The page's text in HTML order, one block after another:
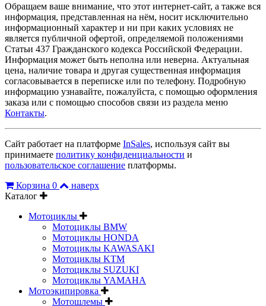
Обращаем ваше внимание, что этот интернет-сайт, а также вся
информация, представленная на нём, носит исключительно
информационный характер и ни при каких условиях не
является публичной офертой, определяемой положениями
Статьи 437 Гражданского кодекса Российской Федерации.
Информация может быть неполна или неверна. Актуальная
цена, наличие товара и другая существенная информация
согласовывается в переписке или по телефону. Подробную
информацию узнавайте, пожалуйста, с помощью оформления
заказа или с помощью способов связи из раздела меню
Контакты.
Сайт работает на платформе InSales, используя сайт вы
принимаете политику конфиденциальности и
пользовательское соглашение платформы.
Корзина 0
наверх
Каталог
Мотоциклы
Мотоциклы BMW
Мотоциклы HONDA
Мотоциклы KAWASAKI
Мотоциклы KTM
Мотоциклы SUZUKI
Мотоциклы YAMAHA
Мотоэкипировка
Мотошлемы